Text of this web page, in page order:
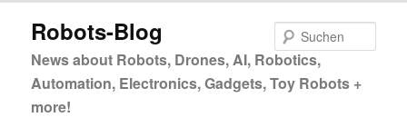
primären
springen
sekundären
springen
Robots-Blog
News about Robots, Drones, AI, Robotics,
Automation, Electronics, Gadgets, Toy Robots +
more!